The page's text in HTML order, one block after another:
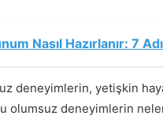
Nasıl Hazırlanır: 7
deneyimlerin, yetişkin
olumsuz deneyimlerin